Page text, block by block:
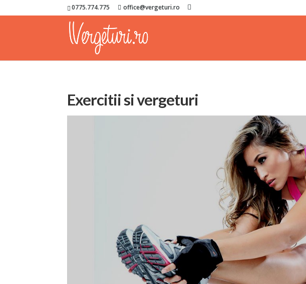
0775.774.775 office@vergeturi.ro
Exercitii si vergeturi